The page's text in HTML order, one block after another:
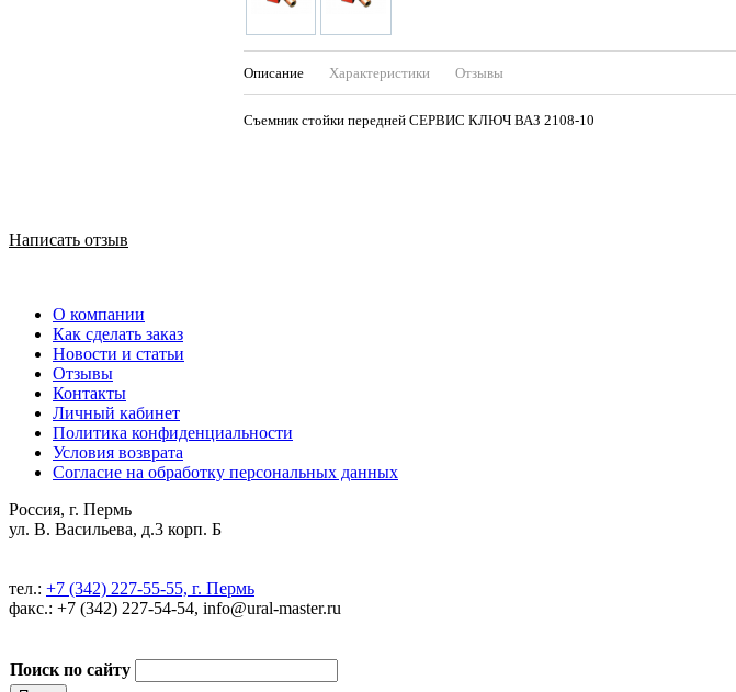
Описание Характеристики Отзывы
Съемник стойки передней СЕРВИС КЛЮЧ ВАЗ 2108-10
Написать отзыв
О компании
Как сделать заказ
Новости и статьи
Отзывы
Контакты
Личный кабинет
Политика конфиденциальности
Условия возврата
Согласие на обработку персональных данных
Россия, г. Пермь
ул. В. Васильева, д.3 корп. Б
тел.: +7 (342) 227-55-55, г. Пермь
факс.: +7 (342) 227-54-54, info@ural-master.ru
Поиск по сайту